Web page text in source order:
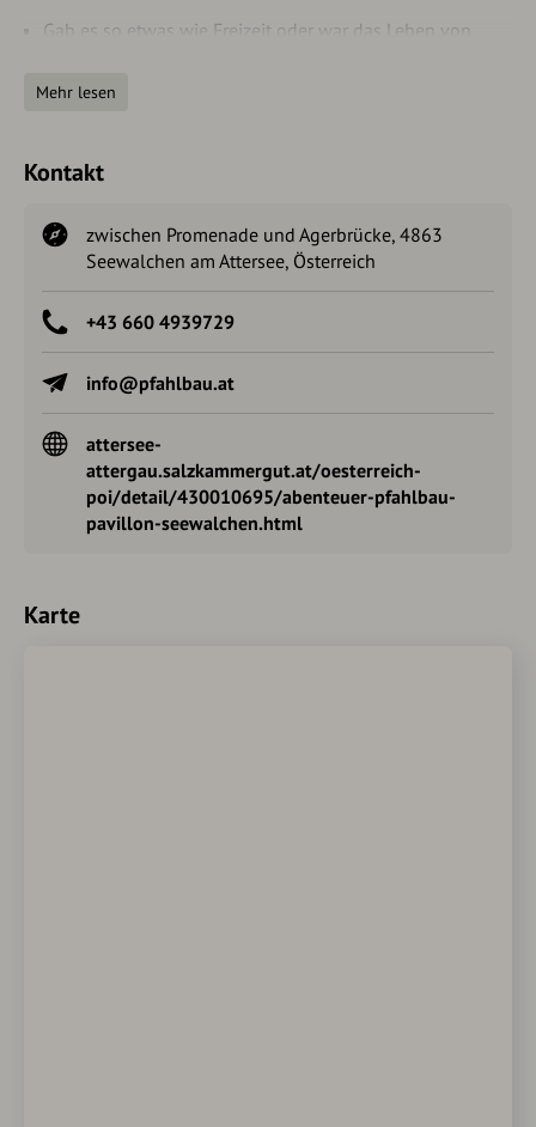
Gab es so etwas wie Freizeit oder war das Leben von
Überleben geprägt?
Welchen Schmuck haben die Menschen getragen?
Woher wissen wir, wie sie ausgesehen haben?
Die Pfahlbauten mussten regelmäßig repariert werden und
konnten wahrscheinlich 10 bis 30 Jahre bewohnt werden.
Privatsphäre gab es in den eher kleinen Häusern wenig.
Die Kleidung und Gegenstände für die
Menschenaufnahmen in den Pavillons wurden
Pfahlbau-Einbaum-Fahrten sowie private
Gruppenführungen sind jederzeit
möglich.
Mehr lesen
Kontakt
zwischen Promenade und Agerbrücke, 4863
Seewalchen am Attersee, Österreich
+43 660 4939729
info@pfahlbau.at
attersee-
attergau.salzkammergut.at/oesterreich-
poi/detail/430010695/abenteuer-pfahlbau-
pavillon-seewalchen.html
Karte